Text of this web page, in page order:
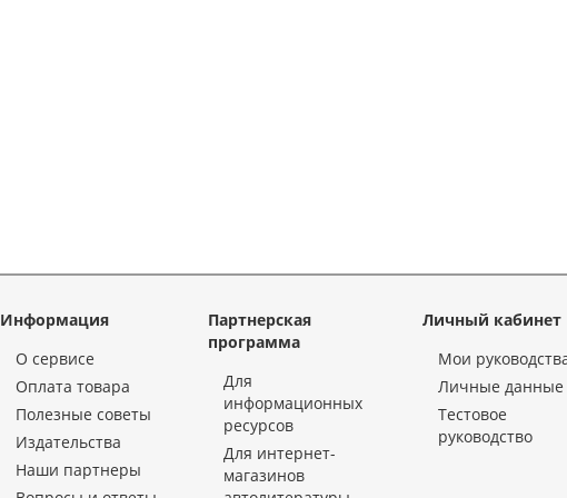
Информация
О сервисе
Оплата товара
Полезные советы
Издательства
Наши партнеры
Партнерская
программа
Для
информационных
ресурсов
Для интернет-
магазинов
Личный кабинет
Мои
Личные данные
Тестовое
руководство